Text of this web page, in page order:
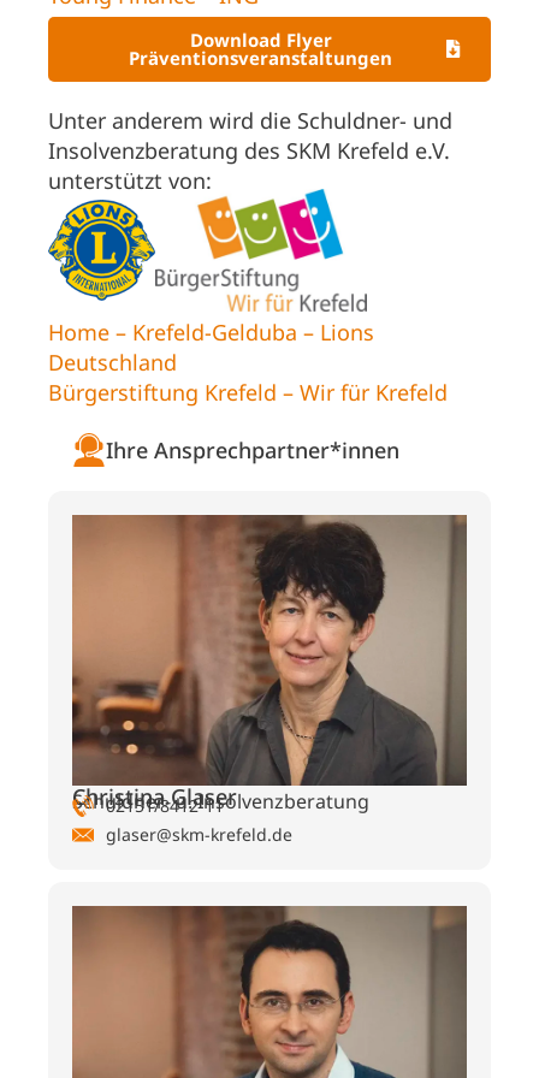
Download Flyer
Präventionsveranstaltungen
Unter anderem wird die Schuldner- und
Insolvenzberatung des SKM Krefeld e.V.
unterstützt von:
Home – Krefeld-Gelduba – Lions
Deutschland
Bürgerstiftung Krefeld – Wir für Krefeld
Ihre Ansprechpartner*innen
Christina Glaser
Schuldner- u. Insolvenzberatung
02151/8412-11
glaser@skm-krefeld.de